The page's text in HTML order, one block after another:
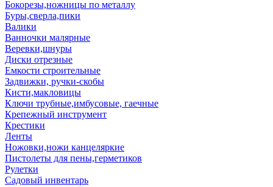
Бокорезы,ножницы по металлу
Буры,сверла,пики
Валики
Ванночки малярные
Веревки,шнуры
Диски отрезные
Емкости строительные
Задвижки, ручки-скобы
Кисти,макловицы
Ключи трубные,имбусовые, гаечные
Крепежный инструмент
Крестики
Ленты
Ножовки,ножи канцеляркие
Пистолеты для пены,герметиков
Рулетки
Садовый инвентарь